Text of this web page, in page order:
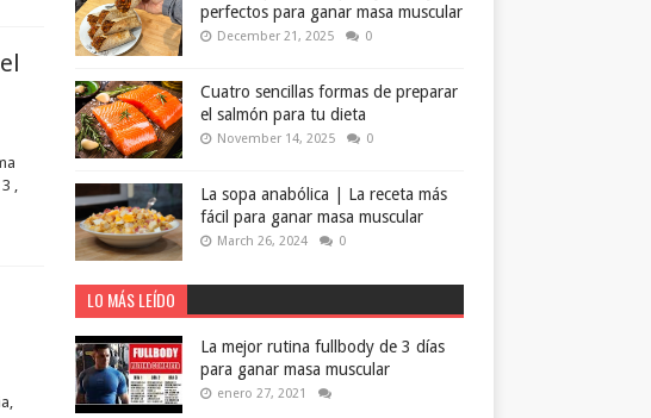
,
perfectos para ganar masa muscular
December 21, 2025 0
Cuatro sencillas formas de preparar
el salmón para tu dieta
November 14, 2025 0
La sopa anabólica | La receta más
fácil para ganar masa muscular
March 26, 2024 0
LO MÁS LEÍDO
La mejor rutina fullbody de 3 días
para ganar masa muscular
enero 27, 2021